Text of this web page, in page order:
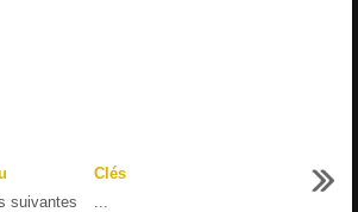
suivantes
Clés